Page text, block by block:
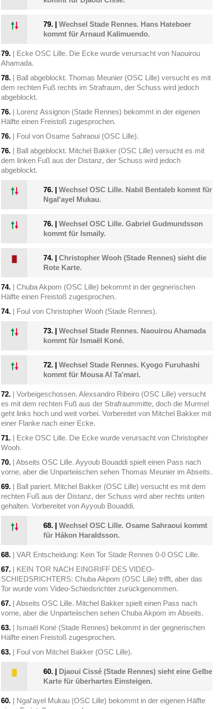
79. |Wechsel Stade Rennes. Hans Hateboer
kommt für Arnaud Kalimuendo.
79. | Ecke OSC Lille. Die Ecke wurde verursacht von Naouirou
Ahamada.
78. | Ball abgeblockt. Thomas Meunier (OSC Lille) versucht es mit
dem rechten Fuß rechts im Strafraum, der Schuss wird jedoch
abgeblockt.
76. | Lorenz Assignon (Stade Rennes) bekommt in der eigenen
Hälfte einen Freistoß zugesprochen.
76. | Foul von Osame Sahraoui (OSC Lille).
76. | Ball abgeblockt. Mitchel Bakker (OSC Lille) versucht es mit
dem linken Fuß aus der Distanz, der Schuss wird jedoch
abgeblockt.
76. |Wechsel OSC Lille. Nabil Bentaleb kommt für
Ngal'ayel Mukau.
76. |Wechsel OSC Lille. Gabriel Gudmundsson
kommt für Ismaily.
74. |Christopher Wooh (Stade Rennes) sieht die
Rote Karte.
74. | Chuba Akpom (OSC Lille) bekommt in der gegnerischen
Hälfte einen Freistoß zugesprochen.
74. | Foul von Christopher Wooh (Stade Rennes).
73. |Wechsel Stade Rennes. Naouirou Ahamada
kommt für Ismaël Koné.
72. |Wechsel Stade Rennes. Kyogo Furuhashi
kommt für Mousa Al Ta'mari.
72. | Vorbeigeschossen. Alexsandro Ribeiro (OSC Lille) versucht
es mit dem rechten Fuß aus der Strafraummitte, doch die Murmel
geht links hoch und weit vorbei. Vorbereitet von Mitchel Bakker mit
einer Flanke nach einer Ecke.
71. | Ecke OSC Lille. Die Ecke wurde verursacht von Christopher
Wooh.
70. | Abseits OSC Lille. Ayyoub Bouaddi spielt einen Pass nach
vorne, aber die Unparteiischen sehen Thomas Meunier im Abseits.
69. | Ball pariert. Mitchel Bakker (OSC Lille) versucht es mit dem
rechten Fuß aus der Distanz, der Schuss wird aber rechts unten
gehalten. Vorbereitet von Ayyoub Bouaddi.
68. |Wechsel OSC Lille. Osame Sahraoui kommt
für Hákon Haraldsson.
68. | VAR Entscheidung: Kein Tor Stade Rennes 0-0 OSC Lille.
67. | KEIN TOR NACH EINGRIFF DES VIDEO-
SCHIEDSRICHTERS: Chuba Akpom (OSC Lille) trifft, aber das
Tor wurde vom Video-Schiedsrichter zurückgenommen.
67. | Abseits OSC Lille. Mitchel Bakker spielt einen Pass nach
vorne, aber die Unparteiischen sehen Chuba Akpom im Abseits.
63. | Ismaël Koné (Stade Rennes) bekommt in der gegnerischen
Hälfte einen Freistoß zugesprochen.
63. | Foul von Mitchel Bakker (OSC Lille).
60. | Djaoui Cissé (Stade Rennes) sieht eine Gelbe
Karte für überhartes Einsteigen.
60. | Ngal'ayel Mukau (OSC Lille) bekommt in der eigenen Hälfte